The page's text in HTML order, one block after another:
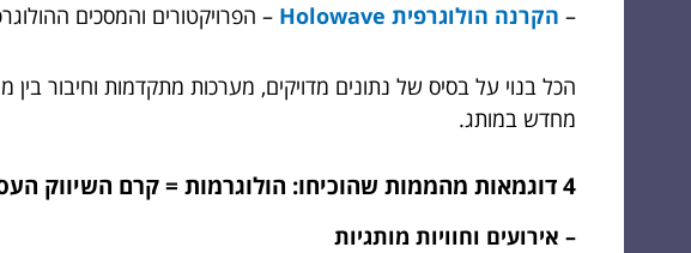
– הקרנה הולוגרפית Holowave – הפרויקטורים והמסכים
הכל בנוי על בסיס של נתונים מדויקים, מערכות מתקדמות וחיבור
מחדש במותג.
4 דוגמאות מהממות שהוכיחו: הולוגרמות = קרם השיווק העסקי
– אירועים וחוויות מותגיות